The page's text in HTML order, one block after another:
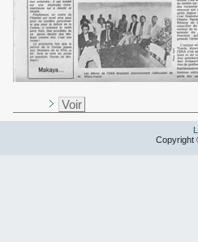
Voir
Copyright